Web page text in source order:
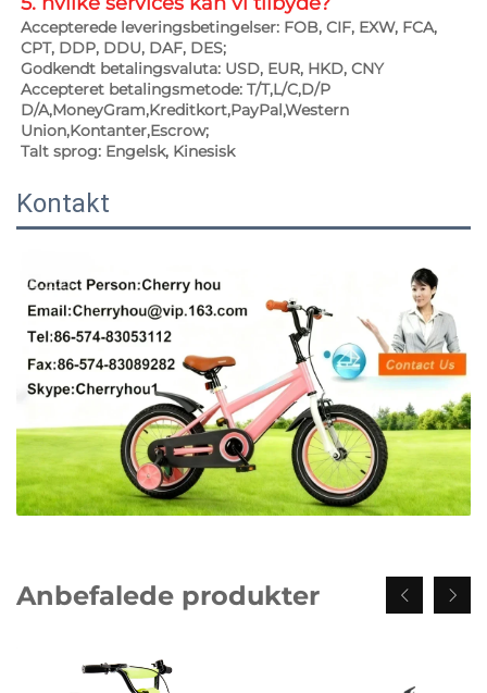
Accepterede leveringsbetingelser: FOB, CIF, EXW, FCA,
CPT, DDP, DDU, DAF, DES;
Godkendt betalingsvaluta: USD, EUR, HKD, CNY
Accepteret betalingsmetode: T/T,L/C,D/P
D/A,MoneyGram,Kreditkort,PayPal,Western
Union,Kontanter,Escrow;
Talt sprog: Engelsk, Kinesisk
Kontakt
Anbefalede produkter